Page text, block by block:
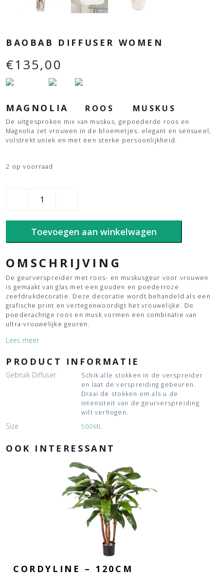
BAOBAB DIFFUSER WOMEN
€135,00
MAGNOLIA ROOS MUSKUS
De uitgesproken mix van muskus, gepoederde roos en
Magnolia zet vrouwen in de bloemetjes: elegant en sensueel,
volstrekt uniek en met een sterke persoonlijkheid.
2 op voorraad
Toevoegen aan winkelwagen
OMSCHRIJVING
De geurverspreider met roos- en muskusgeur voor vrouwen
is gemaakt van glas met een gouden en poederroze
zeefdrukdecoratie. Deze decoratie wordt behandeld als een
grafische print en vertegenwoordigt het vrouwelijke. De
poederachtige roos en musk vormen een combinatie van
ultra-vrouwelijke geuren.
Lees meer
PRODUCT INFORMATIE
Gebruik Diffuser
Schik alle stokken in de verspreider
en laat de verspreiding gebeuren.
Draai de stokken om als u de
intensiteit van de geurverspreiding
wilt verhogen.
Size 500ML
OOK INTERESSANT
CORDYLINE – 120CM